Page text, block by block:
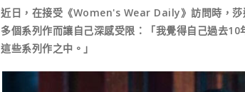
近日，在接受《Women's Wear Daily》訪問時，莎
多個系列作而讓自己深感受限：「我覺得自己過去
這些系列作之中。」